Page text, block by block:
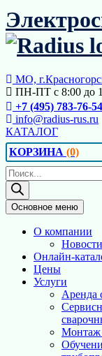
Перейти
к
содержимому
МО,
ПН-ПТ с 8:00 до
+7 (495) 783-76-54
info@radius-rus.ru
КАТАЛОГ
КОРЗИНА (0)
Поиск
товаров
Основное меню
О компании
Новости
Онлайн-
Цены
Услуги
Аренда
Монтаж